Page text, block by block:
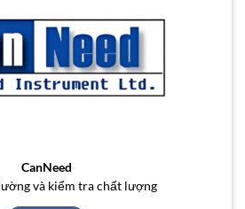
CanNeed
và kiểm tra chất lượng